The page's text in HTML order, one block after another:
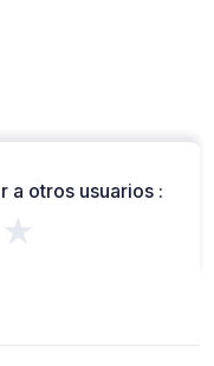
a otros usuarios :